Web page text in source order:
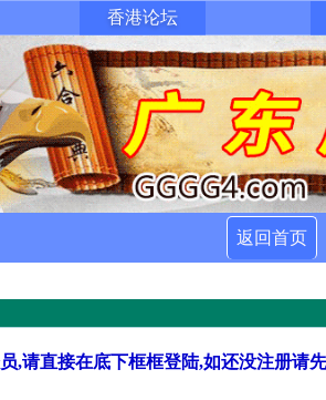
香港论坛
返回首页
,请直接在底下框框登陆,如还没注册请